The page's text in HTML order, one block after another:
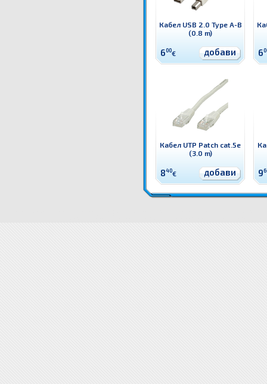
Кабел USB 2.0 Type A-B
(0.8 m)
600€ добави 6
Кабел UTP Patch cat.5e
(3.0 m)
840€ добави 9